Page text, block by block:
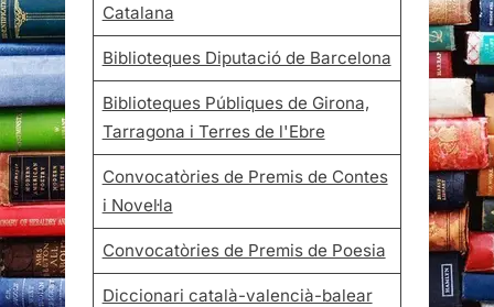
Catalana
Biblioteques Diputació de Barcelona
Biblioteques Públiques de Girona,
Tarragona i Terres de l'Ebre
Convocatòries de Premis de Contes
i Novel·la
Convocatòries de Premis de Poesia
Diccionari català-valencià-balear